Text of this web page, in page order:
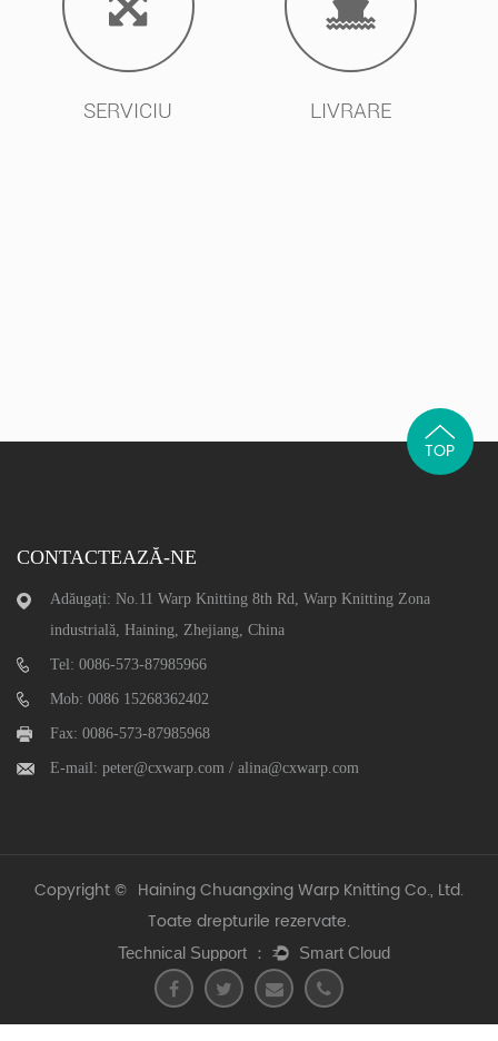
SERVICIU LIVRARE
CONTACTEAZĂ-NE
Adăugați: No.11 Warp Knitting 8th Rd, Warp Knitting Zona
industrială, Haining, Zhejiang, China
Tel: 0086-573-87985966
Mob: 0086 15268362402
Fax: 0086-573-87985968
E-mail: peter@cxwarp.com / alina@cxwarp.com
TOP
Copyright © Haining Chuangxing Warp Knitting Co., Ltd.
Toate drepturile rezervate.